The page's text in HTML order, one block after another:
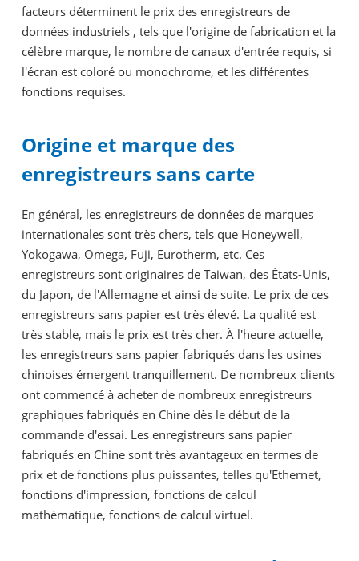
facteurs déterminent le prix des enregistreurs de
données industriels , tels que l'origine de fabrication et la
célèbre marque, le nombre de canaux d'entrée requis, si
l'écran est coloré ou monochrome, et les différentes
fonctions requises.
Origine et marque des
enregistreurs sans carte
En général, les enregistreurs de données de marques
internationales sont très chers, tels que Honeywell,
Yokogawa, Omega, Fuji, Eurotherm, etc. Ces
enregistreurs sont originaires de Taiwan, des États-Unis,
du Japon, de l'Allemagne et ainsi de suite. Le prix de ces
enregistreurs sans papier est très élevé. La qualité est
très stable, mais le prix est très cher. À l'heure actuelle,
les enregistreurs sans papier fabriqués dans les usines
chinoises émergent tranquillement. De nombreux clients
ont commencé à acheter de nombreux enregistreurs
graphiques fabriqués en Chine dès le début de la
commande d'essai. Les enregistreurs sans papier
fabriqués en Chine sont très avantageux en termes de
prix et de fonctions plus puissantes, telles qu'Ethernet,
fonctions d'impression, fonctions de calcul
mathématique, fonctions de calcul virtuel.